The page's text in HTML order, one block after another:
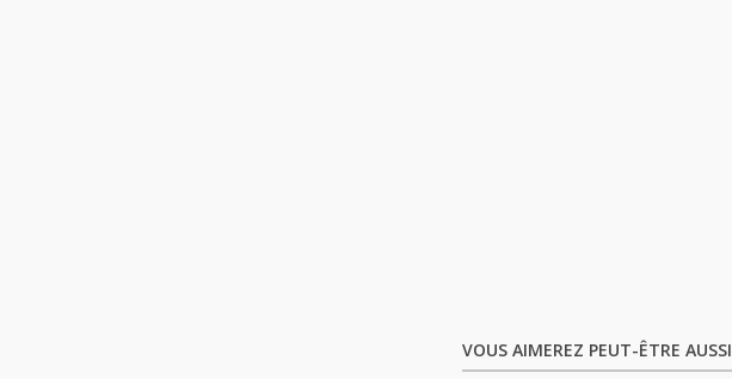
VOUS AIMEREZ PEUT-ÊTRE AUSSI